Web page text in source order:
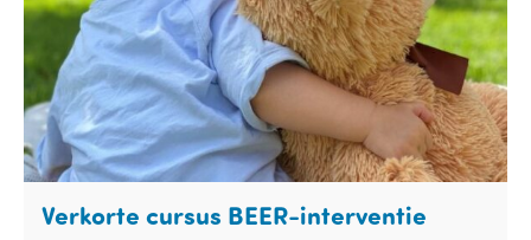
Verkorte cursus BEER-interventie